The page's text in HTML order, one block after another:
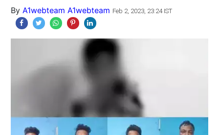
By A1webteam A1webteam Feb 2, 2023, 23:24 IST